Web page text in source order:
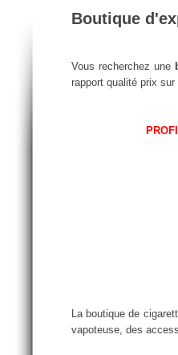
Boutique
Vous recherchez une
rapport qualité prix
La boutique de
vapoteuse, des